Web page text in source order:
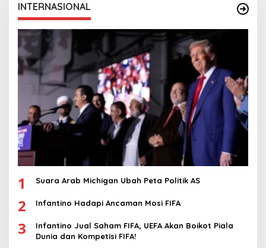
INTERNASIONAL
1 Suara Arab Michigan Ubah Peta Politik AS
2 Infantino Hadapi Ancaman Mosi FIFA
3
Infantino Jual Saham FIFA, UEFA Akan Boikot Piala
Dunia dan Kompetisi FIFA!